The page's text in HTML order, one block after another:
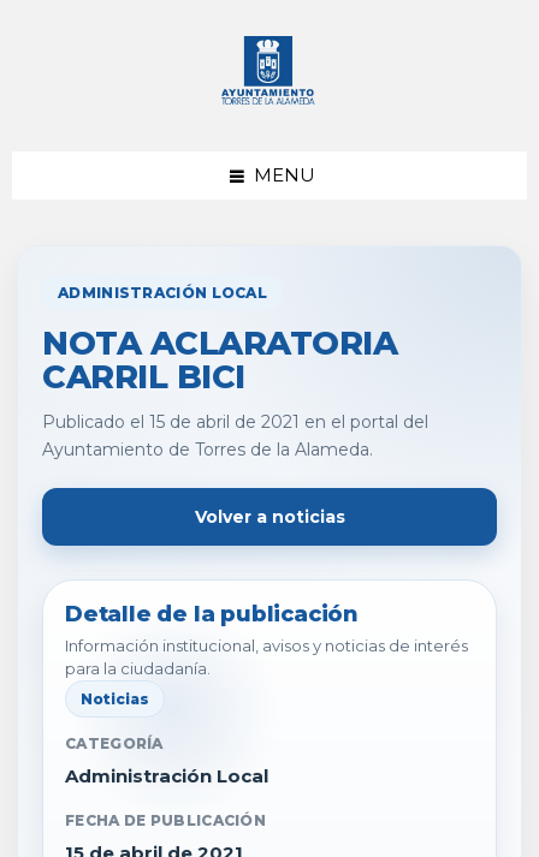
MENU
ADMINISTRACIÓN LOCAL
NOTA ACLARATORIA
CARRIL BICI
Publicado el 15 de abril de 2021 en el portal del
Ayuntamiento de Torres de la Alameda.
Volver a noticias
Detalle de la publicación
Información institucional, avisos y noticias de interés
para la ciudadanía.
Noticias
CATEGORÍA
Administración Local
FECHA DE PUBLICACIÓN